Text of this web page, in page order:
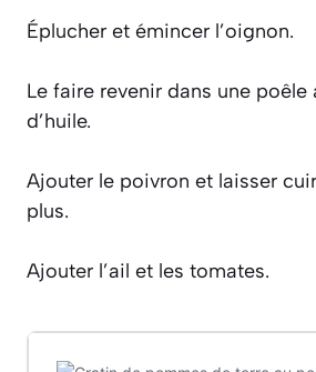
Éplucher et émincer l’oignon.
Le faire revenir dans une poêle
d’huile.
Ajouter le poivron et laisser
plus.
Ajouter l’ail et les tomates.